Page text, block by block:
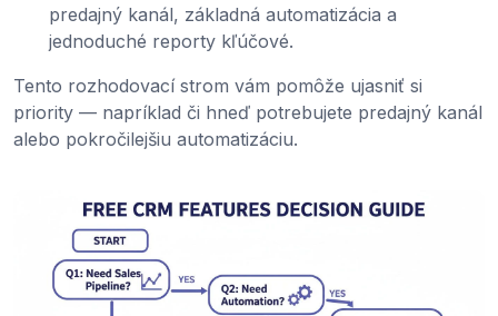
predajný kanál, základná automatizácia a
jednoduché reporty kľúčové.
Tento rozhodovací strom vám pomôže ujasniť si
priority — napríklad či hneď potrebujete predajný kanál
alebo pokročilejšiu automatizáciu.